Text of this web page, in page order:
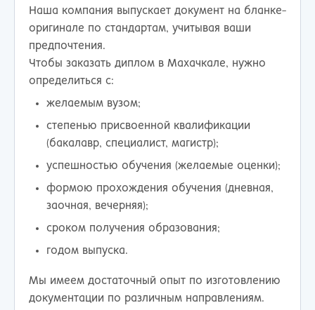
Наша компания выпускает документ на бланке-
оригинале по стандартам, учитывая ваши
предпочтения.
Чтобы заказать диплом в Махачкале, нужно
определиться с:
желаемым вузом;
степенью присвоенной квалификации
(бакалавр, специалист, магистр);
успешностью обучения (желаемые оценки);
формою прохождения обучения (дневная,
заочная, вечерняя);
сроком получения образования;
годом выпуска.
Мы имеем достаточный опыт по изготовлению
документации по различным направлениям.